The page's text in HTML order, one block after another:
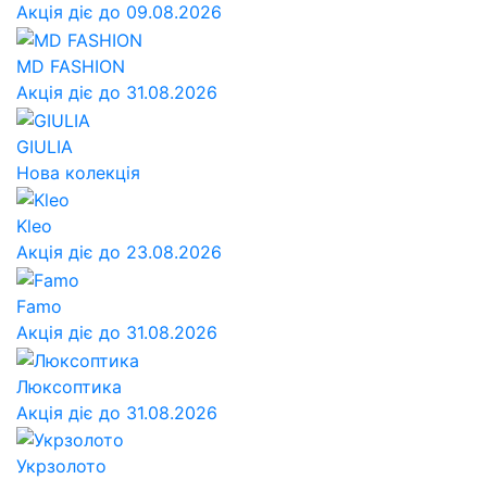
Акція діє до 09.08.2026
MD FASHION
Акція діє до 31.08.2026
GIULIA
Нова колекція
Kleo
Акція діє до 23.08.2026
Famo
Акція діє до 31.08.2026
Люксоптика
Акція діє до 31.08.2026
Укрзолото